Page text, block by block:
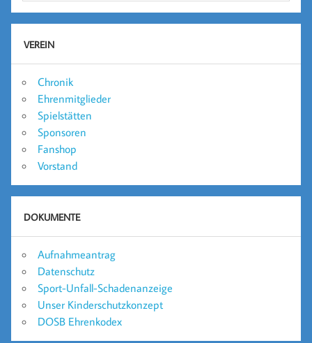
VEREIN
Chronik
Ehrenmitglieder
Spielstätten
Sponsoren
Fanshop
Vorstand
DOKUMENTE
Aufnahmeantrag
Datenschutz
Sport-Unfall-Schadenanzeige
Unser Kinderschutzkonzept
DOSB Ehrenkodex